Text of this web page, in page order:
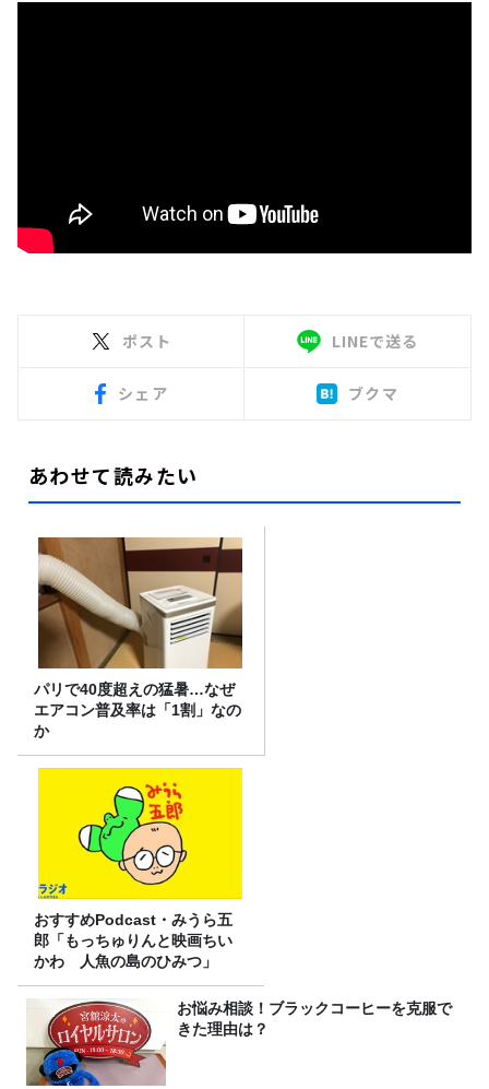
ポスト LINEで送る
シェア ブクマ
あわせて読みたい
パリで40度超えの猛暑…なぜ
エアコン普及率は「1割」なの
か
おすすめPodcast・みうら五
郎「もっちゅりんと映画ちい
かわ 人魚の島のひみつ」
お悩み相談！ブラックコーヒーを克服で
きた理由は？